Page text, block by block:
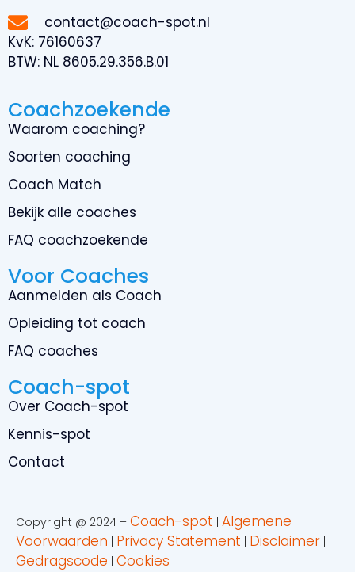
contact@coach-spot.nl
KvK: 76160637
BTW: NL 8605.29.356.B.01
Coachzoekende
Waarom coaching?
Soorten coaching
Coach Match
Bekijk alle coaches
FAQ coachzoekende
Voor Coaches
Aanmelden als Coach
Opleiding tot coach
FAQ coaches
Coach-spot
Over Coach-spot
Kennis-spot
Contact
Copyright @ 2024 – Coach-spot | Algemene
Voorwaarden | Privacy Statement | Disclaimer |
Gedragscode | Cookies